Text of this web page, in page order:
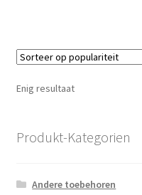
Enig resultaat
Produkt-Kategorien
Andere toebehoren